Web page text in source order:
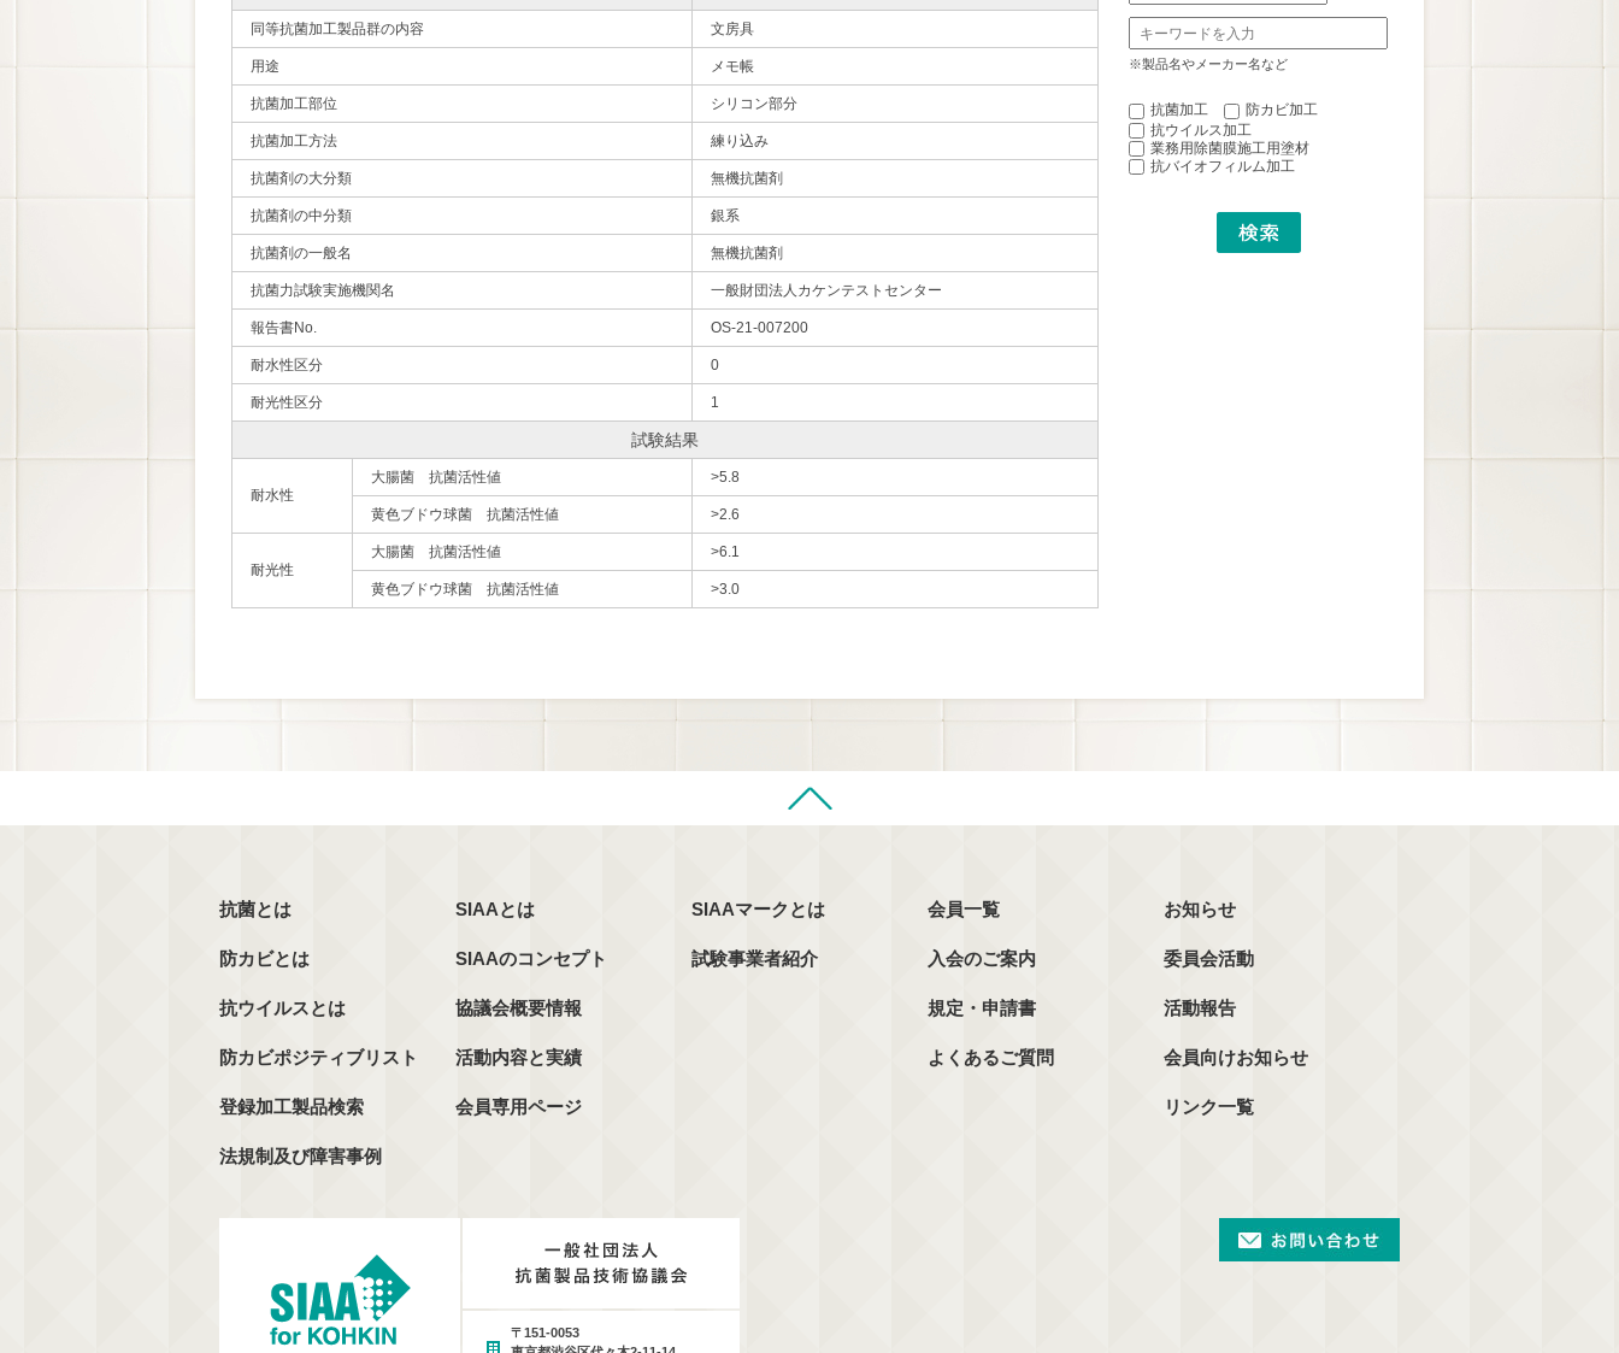
同等抗菌加工製品群の内容 文房具
用途 メモ帳
抗菌加工部位 シリコン部分
抗菌加工方法 練り込み
抗菌剤の大分類 無機抗菌剤
抗菌剤の中分類 銀系
抗菌剤の一般名 無機抗菌剤
抗菌力試験実施機関名 一般財団法人カケンテストセンター
報告書No. OS-21-007200
耐水性区分 0
耐光性区分 1
試験結果
耐水性
大腸菌 抗菌活性値 >5.8
黄色ブドウ球菌 抗菌活性値 >2.6
耐光性
大腸菌 抗菌活性値 >6.1
黄色ブドウ球菌 抗菌活性値 >3.0
※製品名やメーカー名など
抗菌加工
防カビ加工
抗ウイルス加工
業務用除菌膜施工用塗材
抗バイオフィルム加工
抗菌とは
防カビとは
抗ウイルスとは
防カビポジティブリスト
登録加工製品検索
法規制及び障害事例
SIAAとは
SIAAのコンセプト
協議会概要情報
活動内容と実績
会員専用ページ
SIAAマークとは
試験事業者紹介
会員一覧
入会のご案内
規定・申請書
よくあるご質問
お知らせ
委員会活動
活動報告
会員向けお知らせ
リンク一覧
〒151-0053